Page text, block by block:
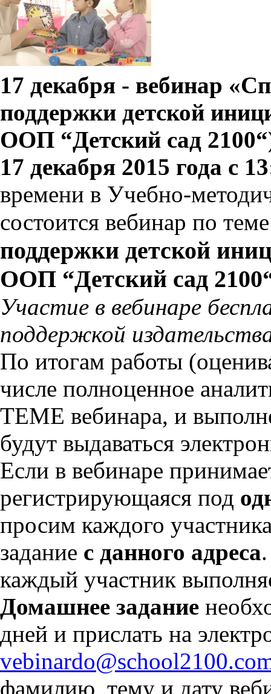
17 декабря - вебинар
поддержки детской
ООП “Детский сад
17 декабря 2015 года с
времени в Учебно-
состоится вебинар по
поддержки детской
ООП “Детский сад
Участие в вебинаре
поддержкой
По итогам работы
числе полноценное
ТЕМЕ вебинара, и
будут выдаваться
Если в вебинаре
регистрирующаяся под
просим каждого
задание с данного адреса
каждый участник
Домашнее задание
дней и прислать на
фамилию, тему и дату